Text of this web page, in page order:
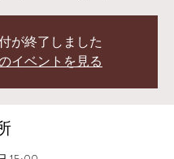
が終了しました
イベントを見る